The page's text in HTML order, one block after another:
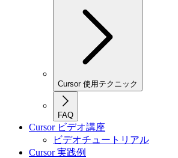
Cursor 使用テクニック
FAQ
Cursor ビデオ講座
ビデオチュートリアル
Cursor 実践例